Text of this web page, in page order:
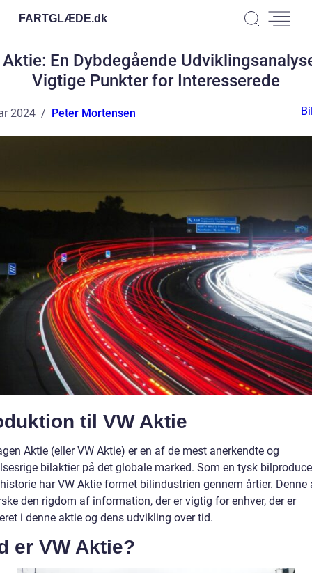
FARTGLÆDE.dk
En Dybdegående
Vigtige Punkter for Interesserede
2024 Peter Mortensen
til VW Aktie
Aktie (eller VW Aktie) er en af de mest anerkendte og
bilaktier på det globale marked. Som en tysk
har VW Aktie formet bilindustrien gennem årtier. Denne
den rigdom af information, der er vigtig for enhver, der er
i denne aktie og dens udvikling over tid.
er VW Aktie?